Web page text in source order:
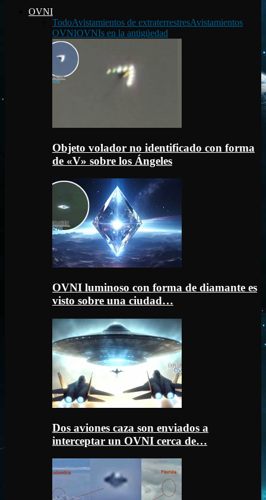
OVNI
TodoAvistamientos de extraterrestresAvistamientos
OVNIOVNIs en la antigüedad
Objeto volador no identificado con forma
de «V» sobre los Ángeles
OVNI luminoso con forma de diamante es
visto sobre una ciudad…
Dos aviones caza son enviados a
interceptar un OVNI cerca de…